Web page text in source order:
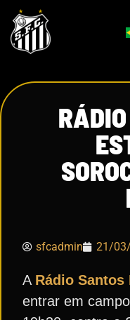
sfcadmin 21/
A Rádio Santos
entrar em